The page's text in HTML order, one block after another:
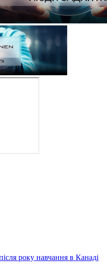
року навчання в Канаді